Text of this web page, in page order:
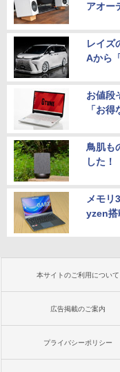
アオー
レイズ
Aから
お値段
「お
鳥肌も
した！
メモリ
yzen
本サイトのご利用について
広告掲載のご案内
プライバシーポリシー